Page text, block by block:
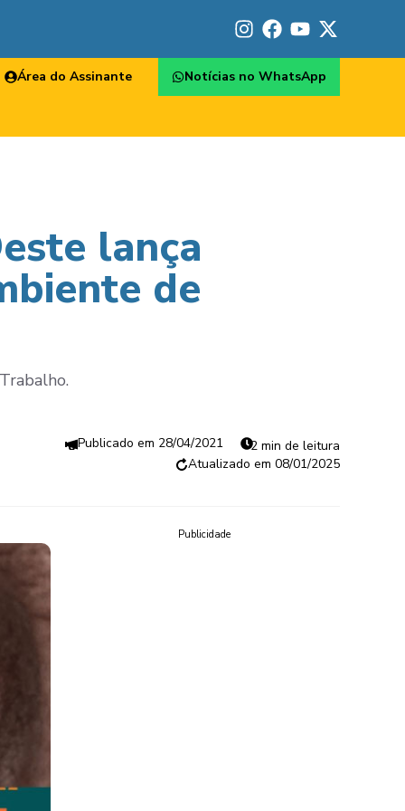
Área do Assinante Notícias no WhatsApp
lança
de
28/04/2021
2 min de leitura
08/01/2025
Publicidade